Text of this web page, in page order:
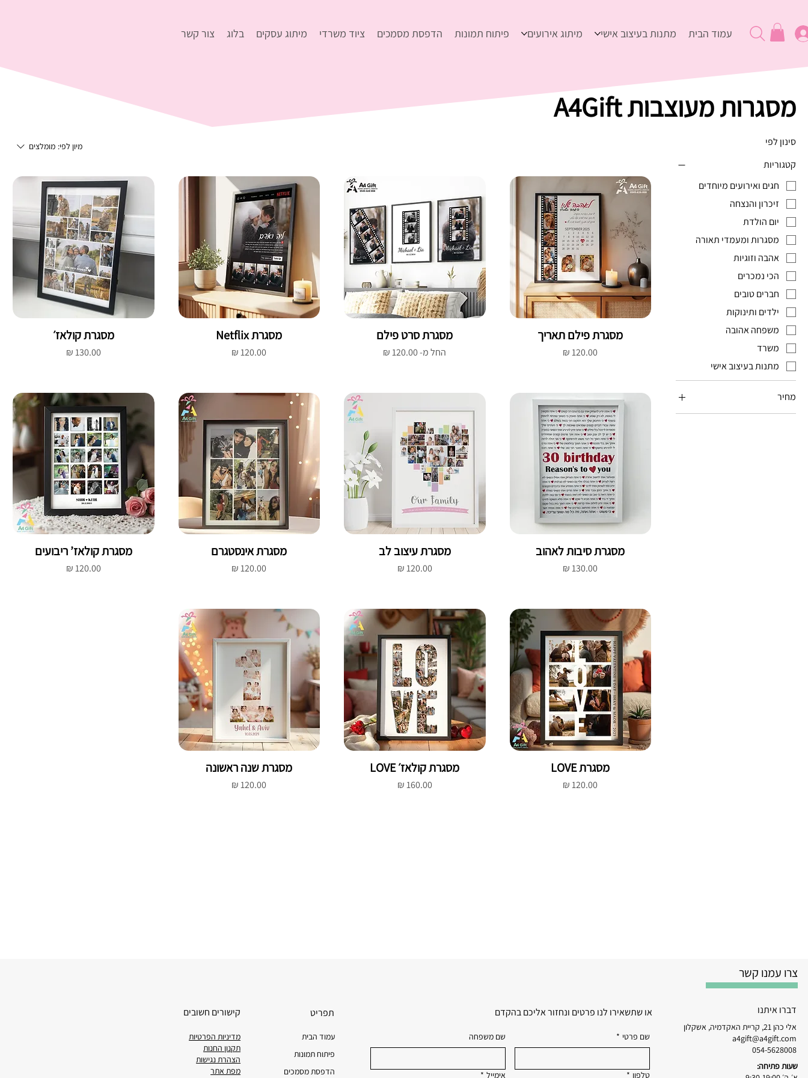
עמוד הבית מתנות בעיצוב אישי מיתוג אירועים פיתוח תמונות הדפסת מסמכים ציוד משרדי מיתוג עסקים בלוג צור קשר
מסגרות מעוצבות A4Gift
סינון לפי
קטגוריות
חגים ואירועים מיוחדים
זיכרון והנצחה
יום הולדת
מסגרות ומעמדי תאורה
אהבה וזוגיות
הכי נמכרים
חברים טובים
ילדים ותינוקות
משפחה אהובה
משרד
מתנות בעיצוב אישי
מחיר
מיון לפי: מומלצים
מסגרת פילם תאריך
מחיר
מסגרת סרט פילם
החל מ-
מחיר מבצע
מסגרת Netflix
מחיר
מסגרת קולאז׳
מחיר‏130.00 ‏₪
מסגרת סיבות לאהוב
מחיר
מסגרת עיצוב לב
מחיר‏120.00 ‏₪
מסגרת אינסטגרם
מחיר
מסגרת קולאז’ ריבועים
מחיר‏120.00 ‏₪
מסגרת LOVE
מחיר
מסגרת קולאז׳ LOVE
מחיר‏160.00 ‏₪
מסגרת שנה ראשונה
מחיר
צרו עמנו קשר
דברו איתנו
אלי כהן 21, קריית האקדמיה, אשקלון
a4gift@a4gift.com
054-5628008
שעות פתיחה:
או שתשאירו לנו פרטים ונחזור אליכם בהקדם
שם פרטי * שם משפחה
טלפון * אימייל *
תפריט
עמוד הבית
פיתוח תמונות
הדפסת מסמכים
קישורים חשובים
מדיניות הפרטיות
תקנון החנות
הצהרת נגישות
מפת אתר